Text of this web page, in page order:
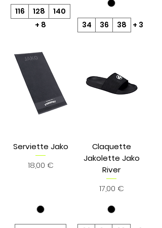
116 128
140
+ 8
34 36 38 + 3
Serviette Jako
Prix
18,00 €
Claquette
Jakolette Jako
River
Prix
17,00 €